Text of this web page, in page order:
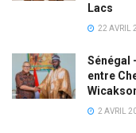
Lacs
22 AVRIL
Sénégal
entre
2 AVRIL